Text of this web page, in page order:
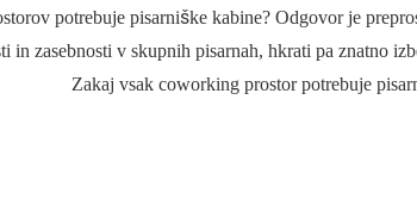
potrebuje pisarniške kabine? Odgovor je
in zasebnosti v skupnih pisarnah, hkrati pa znatno